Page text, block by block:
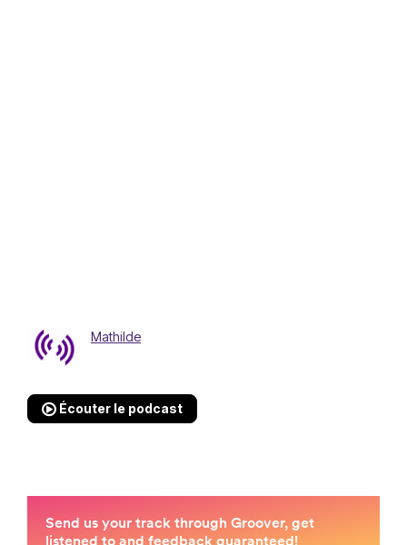
Mathilde
Écouter le podcast